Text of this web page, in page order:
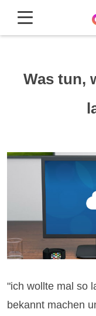
Was tun,
"ich wollte mal so
bekannt machen